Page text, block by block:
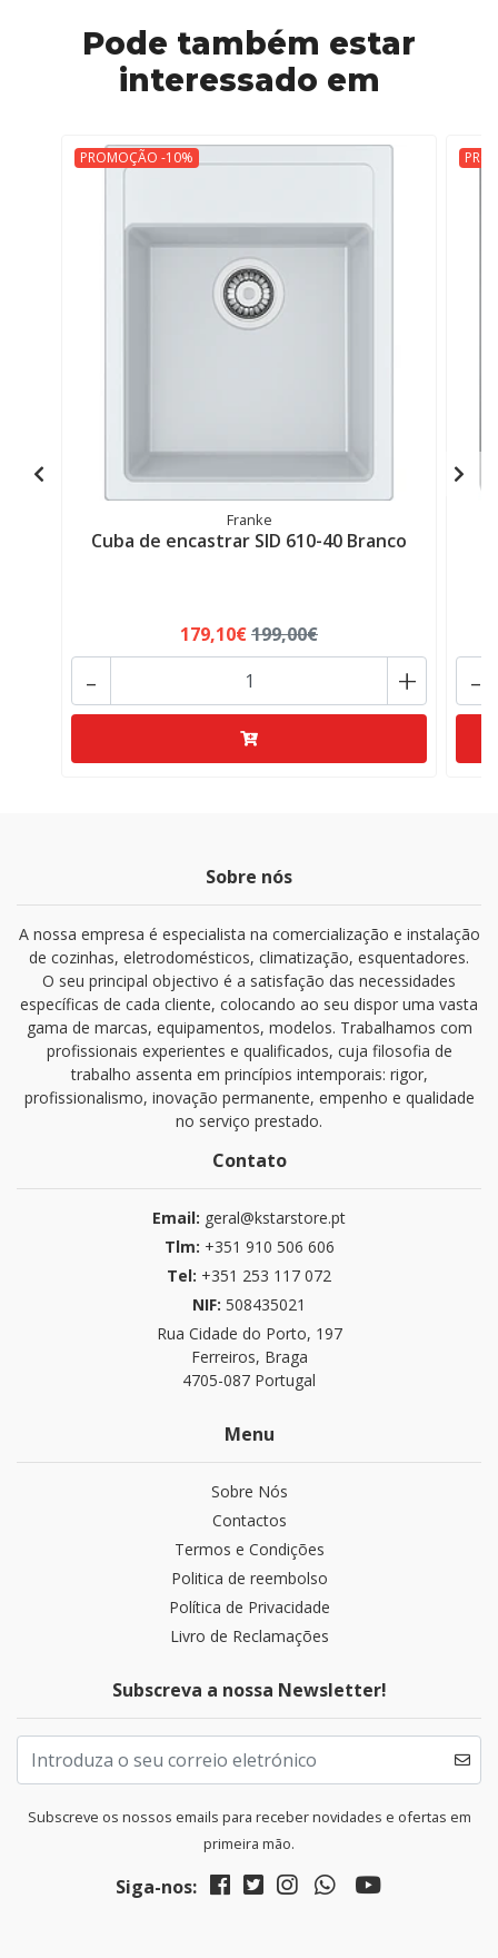
Pode também estar
interessado em
PROMOÇÃO -10%
Franke
Cuba de encastrar SID 610-40 Branco
179,10€199,00€
+
- -
Sobre nós
A nossa empresa é especialista na comercialização e instalação
de cozinhas, eletrodomésticos, climatização, esquentadores.
O seu principal objectivo é a satisfação das necessidades
específicas de cada cliente, colocando ao seu dispor uma vasta
gama de marcas, equipamentos, modelos. Trabalhamos com
profissionais experientes e qualificados, cuja filosofia de
trabalho assenta em princípios intemporais: rigor,
profissionalismo, inovação permanente, empenho e qualidade
no serviço prestado.
Contato
Email: geral@kstarstore.pt
Tlm: +351 910 506 606
Tel: +351 253 117 072
NIF: 508435021
Rua Cidade do Porto, 197
Ferreiros, Braga
4705-087 Portugal
Menu
Sobre Nós
Contactos
Termos e Condições
Politica de reembolso
Política de Privacidade
Livro de Reclamações
Subscreva a nossa Newsletter!
Subscreve os nossos emails para receber novidades e ofertas em
primeira mão.
Siga-nos: